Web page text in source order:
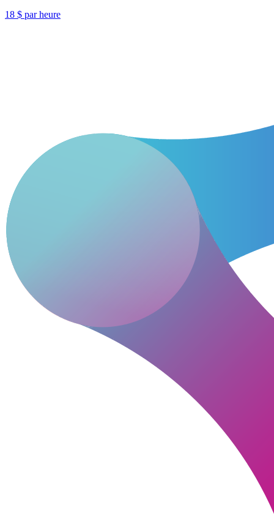
18 $ par heure